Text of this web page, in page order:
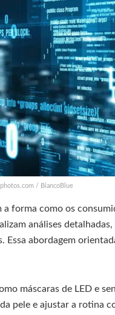
/ BiancoBlue
a forma como os
análises
abordagem
máscaras de LED e
pele e ajustar a rotina